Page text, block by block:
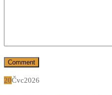
20Čvc2026